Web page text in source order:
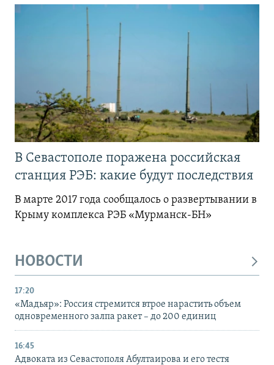
В Севастополе поражена российская
станция РЭБ: какие будут последствия
В марте 2017 года сообщалось о развертывании в
Крыму комплекса РЭБ «Мурманск-БН»
НОВОСТИ
17:20
«Мадьяр»: Россия стремится втрое нарастить объем
одновременного залпа ракет – до 200 единиц
16:45
Адвоката из Севастополя Абултаирова и его тестя